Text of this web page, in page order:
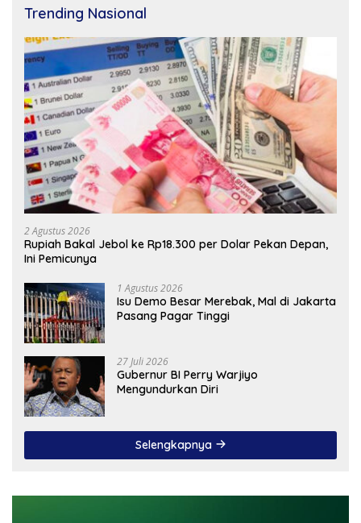
Trending Nasional
2 Agustus 2026
Rupiah Bakal Jebol ke Rp18.300 per Dolar Pekan Depan,
Ini Pemicunya
1 Agustus 2026
Isu Demo Besar Merebak, Mal di Jakarta
Pasang Pagar Tinggi
27 Juli 2026
Gubernur BI Perry Warjiyo
Mengundurkan Diri
Selengkapnya